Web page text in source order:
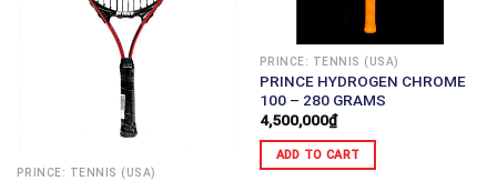
PRINCE: TENNIS (USA)
PRINCE: TENNIS (USA)
PRINCE HYDROGEN CHROME
100 – 280 GRAMS
4,500,000₫
ADD TO CART